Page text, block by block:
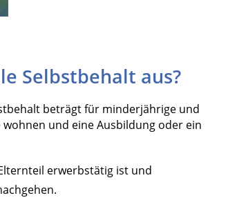
Selbstbehalt aus?
beträgt für minderjährige und
und eine Ausbildung oder ein
erwerbstätig ist und